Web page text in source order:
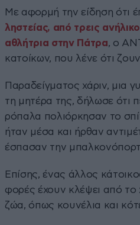
Με αφορμή την είδηση ότι
ληστείας, από τρεις
αθλήτρια στην Πάτρα, ο
κατοίκων, που λένε ότι
Παραδείγματος χάριν, μια
τη μητέρα της, δήλωσε ότι
ρόπαλα πολιόρκησαν το
ήταν μέσα και ήρθαν
έσπασαν την
Επίσης, ένας άλλος
φορές έχουν κλέψει από το
ζώα, όπως κουνέλια και